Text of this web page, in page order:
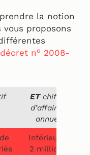
la notion
vous proposons
décret no 2008-
ETchiffre
d’affaires
annuel
Inférieur à
2 millions